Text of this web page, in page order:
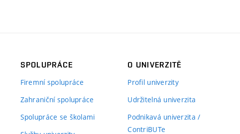
SPOLUPRÁCE
Firemní spolupráce
Zahraniční spolupráce
Spolupráce se školami
O UNIVERZITĚ
Profil univerzity
Udržitelná univerzita
Podnikavá univerzita /
ContriBUTe